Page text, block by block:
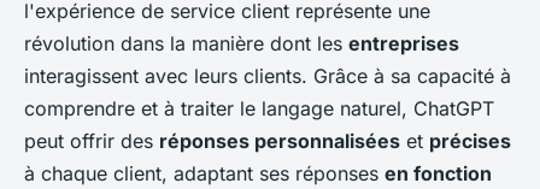
l'expérience de service client représente une
révolution dans la manière dont les entreprises
interagissent avec leurs clients. Grâce à sa capacité à
comprendre et à traiter le langage naturel, ChatGPT
peut offrir des réponses personnalisées et précises
à chaque client, adaptant ses réponses en fonction